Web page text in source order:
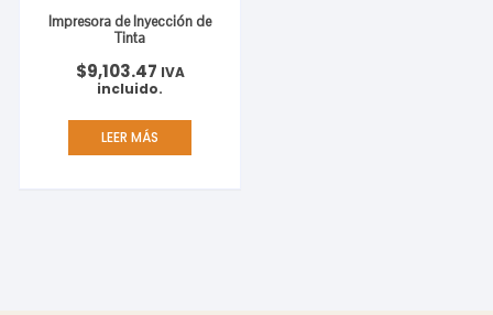
Impresora de Inyección de
Tinta
$9,103.47 IVA
incluido.
LEER MÁS